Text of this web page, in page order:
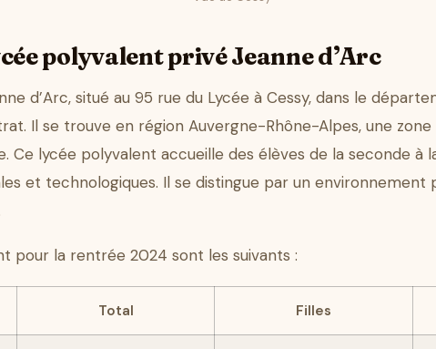
polyvalent privé Jeanne d’Arc
d’Arc, situé au 95 rue du Lycée à Cessy, dans le
Il se trouve en région Auvergne-Rhône-Alpes, une
Ce lycée polyvalent accueille des élèves de la seconde à
et technologiques. Il se distingue par un environnement
pour la rentrée 2024 sont les suivants :
Total Filles